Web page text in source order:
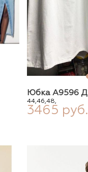
Юбка А9596
44,46,48,
3465 руб.